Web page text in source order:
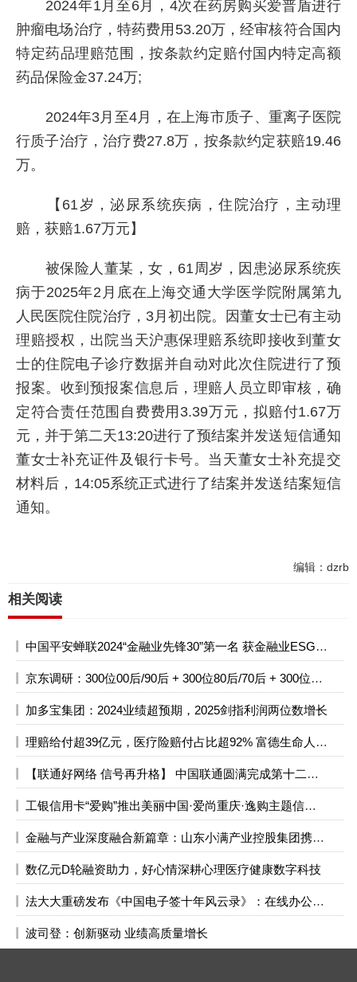
2024年1月至6月，4次在药房购买爱普盾进行
肿瘤电场治疗，特药费用53.20万，经审核符合国内
特定药品理赔范围，按条款约定赔付国内特定高额
药品保险金37.24万;
2024年3月至4月，在上海市质子、重离子医院
行质子治疗，治疗费27.8万，按条款约定获赔19.46
万。
【61岁，泌尿系统疾病，住院治疗，主动理
赔，获赔1.67万元】
被保险人董某，女，61周岁，因患泌尿系统疾
病于2025年2月底在上海交通大学医学院附属第九
人民医院住院治疗，3月初出院。因董女士已有主动
理赔授权，出院当天沪惠保理赔系统即接收到董女
士的住院电子诊疗数据并自动对此次住院进行了预
报案。收到预报案信息后，理赔人员立即审核，确
定符合责任范围自费费用3.39万元，拟赔付1.67万
元，并于第二天13:20进行了预结案并发送短信通知
董女士补充证件及银行卡号。当天董女士补充提交
材料后，14:05系统正式进行了结案并发送结案短信
通知。
编辑：dzrb
相关阅读
中国平安蝉联2024“金融业先锋30”第一名 获金融业ESG最高五星评级
京东调研：300位00后/90后 + 300位80后/70后 + 300位60后一起聊爱情和情人节礼物
加多宝集团：2024业绩超预期，2025剑指利润两位数增长
理赔给付超39亿元，医疗险赔付占比超92% 富德生命人寿发布2024年理赔服务报告
【联通好网络 信号再升格】 ​中国联通圆满完成第十二届全国少数民族传统体育运动会保障工作
工银信用卡“爱购”推出美丽中国·爱尚重庆·逸购主题信用卡文旅惠民活动
金融与产业深度融合新篇章：山东小满产业控股集团携手中国金融控股有限公司共创发展
数亿元D轮融资助力，好心情深耕心理医疗健康数字科技
法大大重磅发布《中国电子签十年风云录》：在线办公需求引爆，电子签迎来重要拐点
波司登：创新驱动 业绩高质量增长